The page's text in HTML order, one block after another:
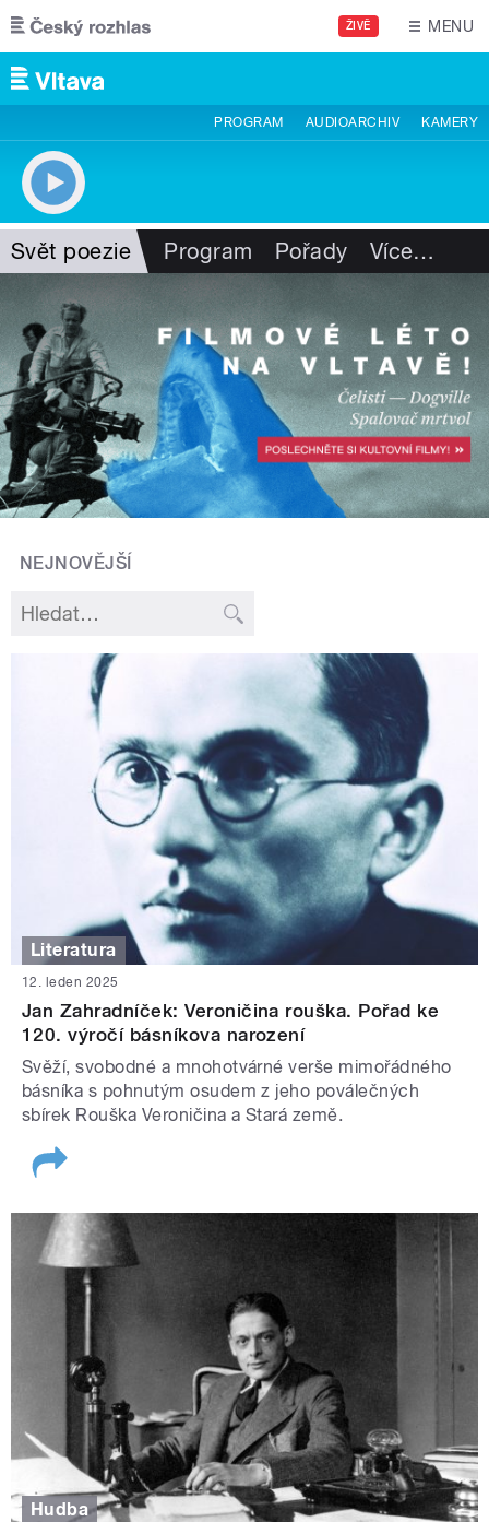
Přejít k hlavnímu obsahu
ŽIVĚ MENU
PROGRAM AUDIOARCHIV KAMERY
Svět poezie Program Pořady Více…
NEJNOVĚJŠÍ
Literatura
12. leden 2025
Jan Zahradníček: Veroničina rouška. Pořad ke
120. výročí básníkova narození
Svěží, svobodné a mnohotvárné verše mimořádného
básníka s pohnutým osudem z jeho poválečných
sbírek Rouška Veroničina a Stará země.
Hudba